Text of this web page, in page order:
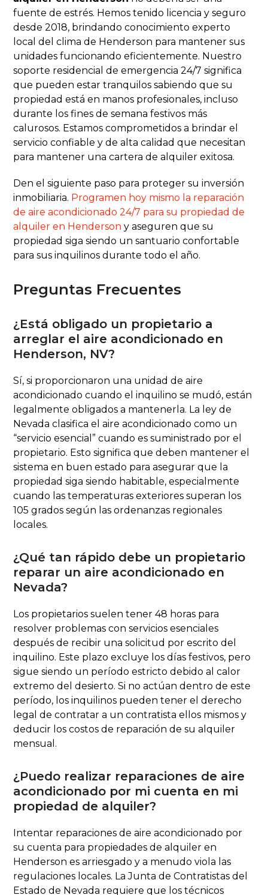
fuente de estrés. Hemos tenido licencia y seguro
desde 2018, brindando conocimiento experto
local del clima de Henderson para mantener sus
unidades funcionando eficientemente. Nuestro
soporte residencial de emergencia 24/7 significa
que pueden estar tranquilos sabiendo que su
propiedad está en manos profesionales, incluso
durante los fines de semana festivos más
calurosos. Estamos comprometidos a brindar el
servicio confiable y de alta calidad que necesitan
para mantener una cartera de alquiler exitosa.
Den el siguiente paso para proteger su inversión
inmobiliaria. Programen hoy mismo la reparación
de aire acondicionado 24/7 para su propiedad de
alquiler en Henderson y aseguren que su
propiedad siga siendo un santuario confortable
para sus inquilinos durante todo el año.
Preguntas Frecuentes
¿Está obligado un propietario a
arreglar el aire acondicionado en
Henderson, NV?
Sí, si proporcionaron una unidad de aire
acondicionado cuando el inquilino se mudó, están
legalmente obligados a mantenerla. La ley de
Nevada clasifica el aire acondicionado como un
“servicio esencial” cuando es suministrado por el
propietario. Esto significa que deben mantener el
sistema en buen estado para asegurar que la
propiedad siga siendo habitable, especialmente
cuando las temperaturas exteriores superan los
105 grados según las ordenanzas regionales
locales.
¿Qué tan rápido debe un propietario
reparar un aire acondicionado en
Nevada?
Los propietarios suelen tener 48 horas para
resolver problemas con servicios esenciales
después de recibir una solicitud por escrito del
inquilino. Este plazo excluye los días festivos, pero
sigue siendo un período estricto debido al calor
extremo del desierto. Si no actúan dentro de este
período, los inquilinos pueden tener el derecho
legal de contratar a un contratista ellos mismos y
deducir los costos de reparación de su alquiler
mensual.
¿Puedo realizar reparaciones de aire
acondicionado por mi cuenta en mi
propiedad de alquiler?
Intentar reparaciones de aire acondicionado por
su cuenta para propiedades de alquiler en
Henderson es arriesgado y a menudo viola las
regulaciones locales. La Junta de Contratistas del
Estado de Nevada requiere que los técnicos